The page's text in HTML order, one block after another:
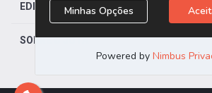
EDITORIAS
SOBRE O JOTA